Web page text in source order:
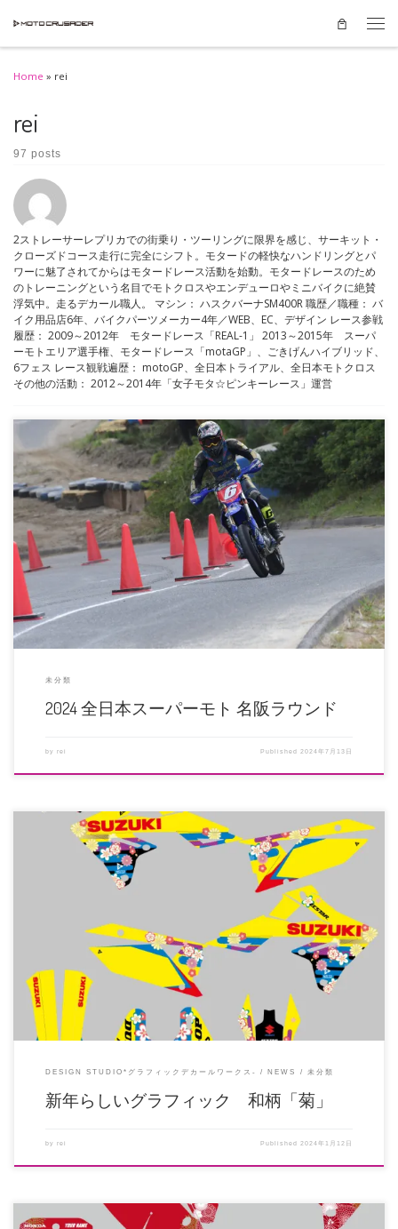
Skip to content
Home » rei
rei
97 posts
2ストレーサーレプリカでの街乗り・ツーリングに限界を感じ、サーキット・
クローズドコース走行に完全にシフト。モタードの軽快なハンドリングとパ
ワーに魅了されてからはモタードレース活動を始動。モタードレースのため
のトレーニングという名目でモトクロスやエンデューロやミニバイクに絶賛
浮気中。走るデカール職人。 マシン： ハスクバーナSM400R 職歴／職種： バ
イク用品店6年、バイクパーツメーカー4年／WEB、EC、デザイン レース参戦
履歴： 2009～2012年 モタードレース「REAL-1」 2013～2015年 スーパ
ーモトエリア選手権、モタードレース「motaGP」、ごきげんハイブリッド、
6フェス レース観戦遍歴： motoGP、全日本トライアル、全日本モトクロス
その他の活動： 2012～2014年「女子モタ☆ピンキーレース」運営
今年の3月、ゼッケンデカールのご依頼をいただき、できあがったデカールを
送ろうとしていた頃、訃報が入り […]
未分類
2024 全日本スーパーモト 名阪ラウンド
by rei Published2024年7月13日
和柄のデカールでもっとも登場回数が多い「菊」ですが、古代より着物や雑貨
のデザインには無病息災や不老不 […]
DESIGN STUDIO*グラフィックデカールワークス- NEWS 未分類
新年らしいグラフィック 和柄「菊」
by rei Published2024年1月12日